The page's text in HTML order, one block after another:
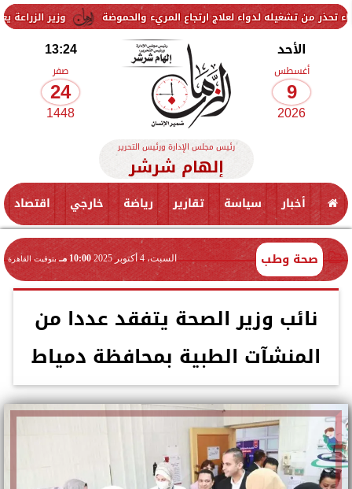
وزير الزراعة يعلن تجاوز الصادرات لدواء لعلاج ارتجاع المريء والحموضة
الأحد
أغسطس
9
2026
13:24
صفر
24
1448
رئيس مجلس الإدارة ورئيس التحرير
إلهام شرشر
أخبار سياسة تقارير رياضة خارجي اقتصاد
صحة وطب السبت، 4 أكتوبر 2025 10:00 مـ بتوقيت القاهرة
نائب وزير الصحة يتفقد عددا من
المنشآت الطبية بمحافظة دمياط